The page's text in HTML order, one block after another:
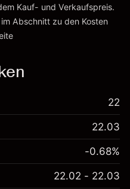
Kauf- und Verkaufspreis.
Abschnitt zu den Kosten
22
22.03
-0.68%
22.02 - 22.03